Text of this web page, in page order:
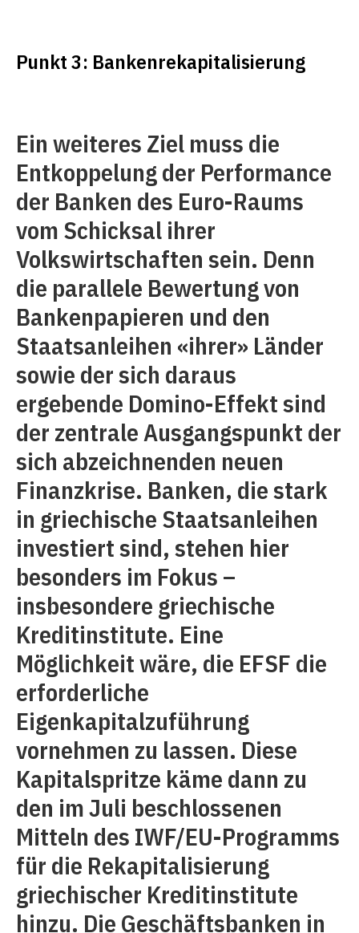
Punkt 3: Bankenrekapitalisierung
Ein weiteres Ziel muss die
Entkoppelung der Performance
der Banken des Euro-Raums
vom Schicksal ihrer
Volkswirtschaften sein. Denn
die parallele Bewertung von
Bankenpapieren und den
Staatsanleihen «ihrer» Länder
sowie der sich daraus
ergebende Domino-Effekt sind
der zentrale Ausgangspunkt der
sich abzeichnenden neuen
Finanzkrise. Banken, die stark
in griechische Staatsanleihen
investiert sind, stehen hier
besonders im Fokus –
insbesondere griechische
Kreditinstitute. Eine
Möglichkeit wäre, die EFSF die
erforderliche
Eigenkapitalzuführung
vornehmen zu lassen. Diese
Kapitalspritze käme dann zu
den im Juli beschlossenen
Mitteln des IWF/EU-Programms
für die Rekapitalisierung
griechischer Kreditinstitute
hinzu. Die Geschäftsbanken in